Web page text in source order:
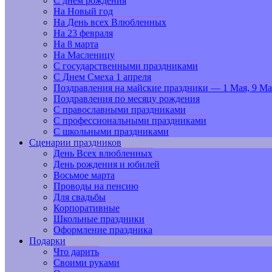
На Новый год
На День всех Влюбленных
На 23 февраля
На 8 марта
На Масленицу
С государственными праздниками
С Днем Смеха 1 апреля
Поздравления на майские праздники — 1 Мая, 9
Поздравления по месяцу рождения
С православными праздниками
С профессиональными праздниками
С школьными праздниками
Сценарии праздников
День Всех влюбленных
День рождения и юбилей
Восьмое марта
Проводы на пенсию
Для свадьбы
Корпоративные
Школьные праздники
Оформление праздника
Подарки
Что дарить
Своими руками